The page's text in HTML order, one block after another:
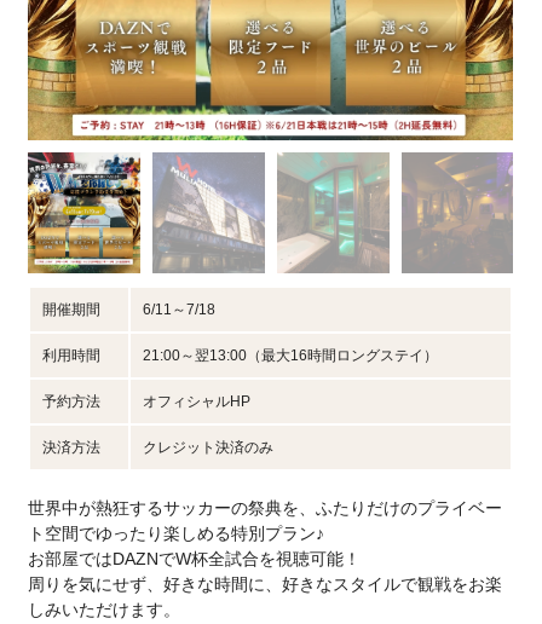
開催期間 6/11～7/18
利用時間 21:00～翌13:00（最大16時間ロングステイ）
予約方法 オフィシャルHP
決済方法 クレジット決済のみ
世界中が熱狂するサッカーの祭典を、ふたりだけのプライベー
ト空間でゆったり楽しめる特別プラン♪
お部屋ではDAZNでW杯全試合を視聴可能！
周りを気にせず、好きな時間に、好きなスタイルで観戦をお楽
しみいただけます。